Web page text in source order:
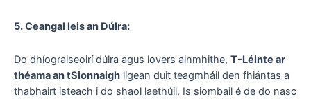
5. Ceangal leis an Dúlra:
Do dhíograiseoirí dúlra agus lovers ainmhithe, T-Léinte ar
théama an tSionnaigh ligean duit teagmháil den fhiántas a
thabhairt isteach i do shaol laethúil. Is siombail é de do nasc